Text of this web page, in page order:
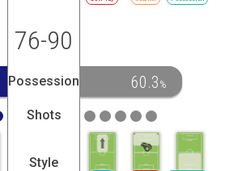
76-90
Possession 60.3 %
Shots
Style